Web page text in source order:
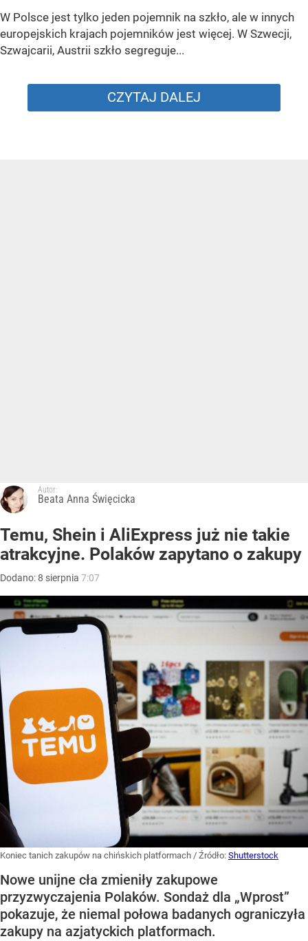
W Polsce jest tylko jeden pojemnik na szkło, ale w innych
europejskich krajach pojemników jest więcej. W Szwecji,
Szwajcarii, Austrii szkło segreguje...
CZYTAJ DALEJ
Autor:
Beata Anna Święcicka
Temu, Shein i AliExpress już nie takie
atrakcyjne. Polaków zapytano o zakupy
Dodano:8 sierpnia 7:07
Koniec tanich zakupów na chińskich platformach / Źródło: Shutterstock
Nowe unijne cła zmieniły zakupowe
przyzwyczajenia Polaków. Sondaż dla „Wprost”
pokazuje, że niemal połowa badanych ograniczyła
zakupy na azjatyckich platformach.